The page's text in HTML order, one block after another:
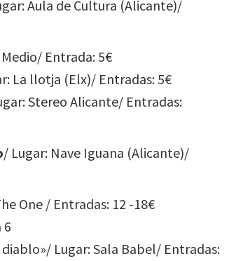
Aula de Cultura (Alicante)/
Entrada: 5€
La llotja (Elx)/ Entradas: 5€
Stereo Alicante/ Entradas:
/ Lugar: Nave Iguana (Alicante)/
One / Entradas: 12 -18€
6
Lugar: Sala Babel/ Entradas: